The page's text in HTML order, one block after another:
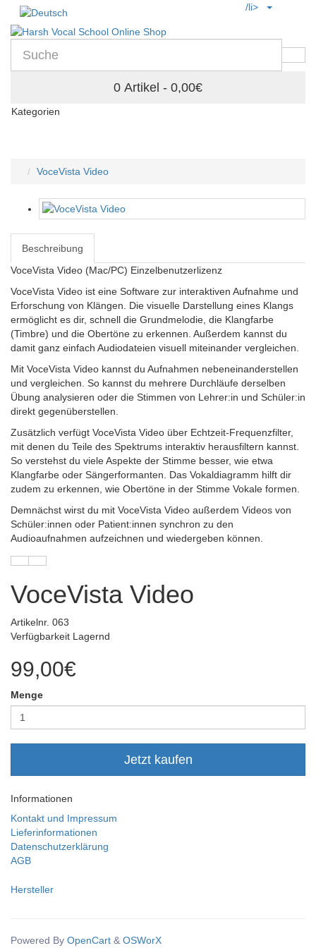
/li>
0 Artikel - 0,00€
Kategorien
VoceVista Video
Beschreibung
VoceVista Video (Mac/PC) Einzelbenutzerlizenz
VoceVista Video ist eine Software zur interaktiven Aufnahme und
Erforschung von Klängen. Die visuelle Darstellung eines Klangs
ermöglicht es dir, schnell die Grundmelodie, die Klangfarbe
(Timbre) und die Obertöne zu erkennen. Außerdem kannst du
damit ganz einfach Audiodateien visuell miteinander vergleichen.
Mit VoceVista Video kannst du Aufnahmen nebeneinanderstellen
und vergleichen. So kannst du mehrere Durchläufe derselben
Übung analysieren oder die Stimmen von Lehrer:in und Schüler:in
direkt gegenüberstellen.
Zusätzlich verfügt VoceVista Video über Echtzeit-Frequenzfilter,
mit denen du Teile des Spektrums interaktiv herausfiltern kannst.
So verstehst du viele Aspekte der Stimme besser, wie etwa
Klangfarbe oder Sängerformanten. Das Vokaldiagramm hilft dir
zudem zu erkennen, wie Obertöne in der Stimme Vokale formen.
Demnächst wirst du mit VoceVista Video außerdem Videos von
Schüler:innen oder Patient:innen synchron zu den
Audioaufnahmen aufzeichnen und wiedergeben können.
VoceVista Video
Artikelnr. 063
Verfügbarkeit Lagernd
99,00€
Menge
Jetzt kaufen
Informationen
Kontakt und Impressum
Lieferinformationen
Datenschutzerklärung
AGB
Hersteller
Powered By OpenCart & OSWorX